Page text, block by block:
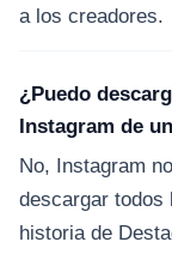
a los creadores.
¿Puedo
Instagram de
No, Instagram
descargar todos
historia de